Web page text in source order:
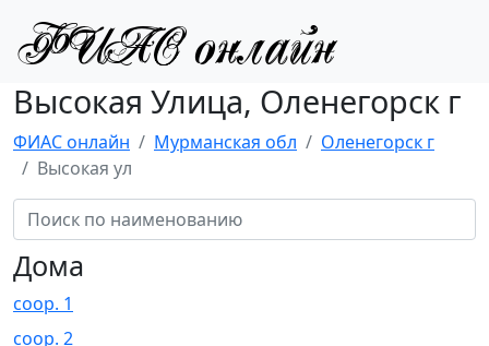
Высокая Улица, Оленегорск г
ФИАС онлайн Мурманская обл
Оленегорск г
Высокая ул
Дома
соор. 1
соор. 2